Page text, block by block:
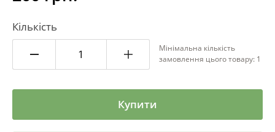
Кількість
Мінімальна кількість
замовлення цього товару: 1
Купити